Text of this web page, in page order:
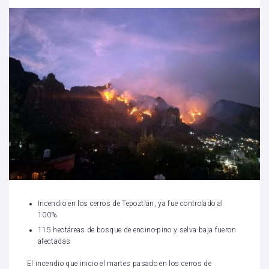
Incendio en los cerros de Tepoztlán, ya fue controlado al
100%
115 hectáreas de bosque de encino-pino y selva baja fueron
afectadas
El incendio que inicio el martes pasado en los cerros de